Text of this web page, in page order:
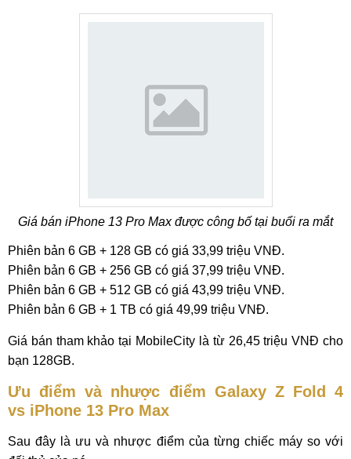
Giá bán iPhone 13 Pro Max được công bố tại buổi ra mắt
Phiên bản 6 GB + 128 GB có giá 33,99 triệu VNĐ.
Phiên bản 6 GB + 256 GB có giá 37,99 triệu VNĐ.
Phiên bản 6 GB + 512 GB có giá 43,99 triệu VNĐ.
Phiên bản 6 GB + 1 TB có giá 49,99 triệu VNĐ.
Giá bán tham khảo tại MobileCity là từ 26,45 triệu VNĐ cho
bạn 128GB.
Ưu điểm và nhược điểm Galaxy Z Fold 4
vs iPhone 13 Pro Max
Sau đây là ưu và nhược điểm của từng chiếc máy so với